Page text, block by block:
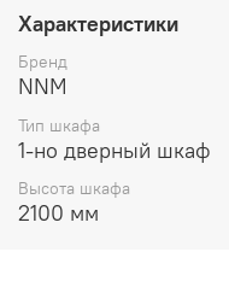
высота 2100 мм
Цвет:
Максимальная
на съемные полки - 5кг
Характеристики
Бренд
NNM
Тип шкафа
1-но дверный шкаф
Высота шкафа
2100 мм